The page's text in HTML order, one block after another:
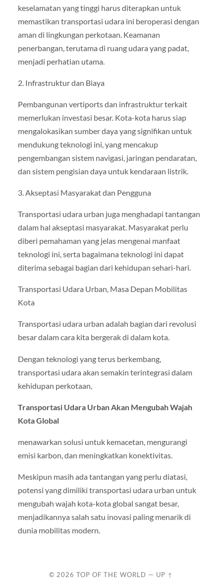
keselamatan yang tinggi harus diterapkan untuk
memastikan transportasi udara ini beroperasi dengan
aman di lingkungan perkotaan. Keamanan
penerbangan, terutama di ruang udara yang padat,
menjadi perhatian utama.
2. Infrastruktur dan Biaya
Pembangunan vertiports dan infrastruktur terkait
memerlukan investasi besar. Kota-kota harus siap
mengalokasikan sumber daya yang signifikan untuk
mendukung teknologi ini, yang mencakup
pengembangan sistem navigasi, jaringan pendaratan,
dan sistem pengisian daya untuk kendaraan listrik.
3. Akseptasi Masyarakat dan Pengguna
Transportasi udara urban juga menghadapi tantangan
dalam hal akseptasi masyarakat. Masyarakat perlu
diberi pemahaman yang jelas mengenai manfaat
teknologi ini, serta bagaimana teknologi ini dapat
diterima sebagai bagian dari kehidupan sehari-hari.
Transportasi Udara Urban, Masa Depan Mobilitas
Kota
Transportasi udara urban adalah bagian dari revolusi
besar dalam cara kita bergerak di dalam kota.
Dengan teknologi yang terus berkembang,
transportasi udara akan semakin terintegrasi dalam
kehidupan perkotaan,
Transportasi Udara Urban Akan Mengubah Wajah
Kota Global
menawarkan solusi untuk kemacetan, mengurangi
emisi karbon, dan meningkatkan konektivitas.
Meskipun masih ada tantangan yang perlu diatasi,
potensi yang dimiliki transportasi udara urban untuk
mengubah wajah kota-kota global sangat besar,
menjadikannya salah satu inovasi paling menarik di
dunia mobilitas modern.
© 2026 TOP OF THE WORLD — UP ↑